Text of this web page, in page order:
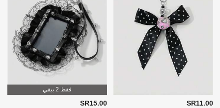
SR11.00
فقط 2 بيقي
SR15.00